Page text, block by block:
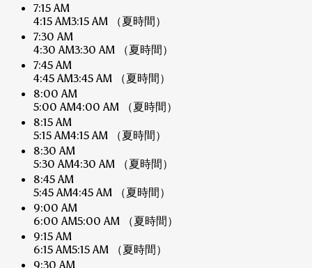
7:15 AM
4:15 AM3:15 AM
（夏時間）
7:30 AM
4:30 AM3:30 AM
（夏時間）
7:45 AM
4:45 AM3:45 AM
（夏時間）
8:00 AM
5:00 AM4:00 AM
（夏時間）
8:15 AM
5:15 AM4:15 AM
（夏時間）
8:30 AM
5:30 AM4:30 AM
（夏時間）
8:45 AM
5:45 AM4:45 AM
（夏時間）
9:00 AM
6:00 AM5:00 AM
（夏時間）
9:15 AM
6:15 AM5:15 AM
（夏時間）
9:30 AM